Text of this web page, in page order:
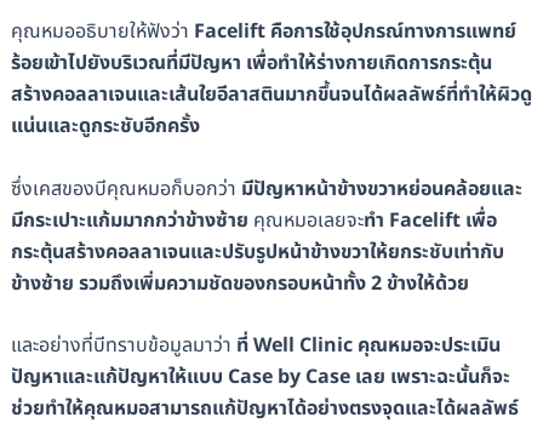
คุณหมออธิบายให้ฟังว่า Facelift คือการใช้อุปกรณ์ทางการแพทย์
ร้อยเข้าไปยังบริเวณที่มีปัญหา เพื่อทำให้ร่างกายเกิดการกระตุ้น
สร้างคอลลาเจนและเส้นใยอีลาสตินมากขึ้นจนได้ผลลัพธ์ที่ทำให้ผิวดู
แน่นและดูกระชับอีกครั้ง
ซึ่งเคสของบีคุณหมอก็บอกว่า มีปัญหาหน้าข้างขวาหย่อนคล้อยและ
มีกระเปาะแก้มมากกว่าข้างซ้าย คุณหมอเลยจะทำ Facelift เพื่อ
กระตุ้นสร้างคอลลาเจนและปรับรูปหน้าข้างขวาให้ยกระชับเท่ากับ
ข้างซ้าย รวมถึงเพิ่มความชัดของกรอบหน้าทั้ง 2 ข้างให้ด้วย
และอย่างที่บีทราบข้อมูลมาว่า ที่ Well Clinic คุณหมอจะประเมิน
ปัญหาและแก้ปัญหาให้แบบ Case by Case เลย เพราะฉะนั้นก็จะ
ช่วยทำให้คุณหมอสามารถแก้ปัญหาได้อย่างตรงจุดและได้ผลลัพธ์